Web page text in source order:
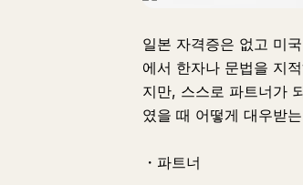
일본 자격증은 없고 미
에서 한자나 문법을 지
지만, 스스로 파트너가
였을 때 어떻게 대우받
・파트너